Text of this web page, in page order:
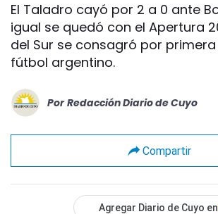
El Taladro cayó por 2 a 0 ante
igual se quedó con el Apertura
del Sur se consagró por primera
fútbol argentino.
Por Redacción Diario de Cuyo
Compartir
Agregar Diario de Cuyo en